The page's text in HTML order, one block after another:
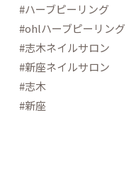
#ハーブピーリング
#ohlハーブピーリング
#志木ネイルサロン
#新座ネイルサロン
#志木
#新座